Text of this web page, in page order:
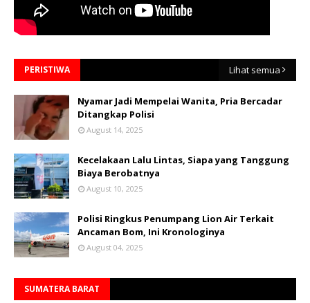
PERISTIWA Lihat semua
Nyamar Jadi Mempelai Wanita, Pria Bercadar
Ditangkap Polisi
August 14, 2025
Kecelakaan Lalu Lintas, Siapa yang Tanggung
Biaya Berobatnya
August 10, 2025
Polisi Ringkus Penumpang Lion Air Terkait
Ancaman Bom, Ini Kronologinya
August 04, 2025
SUMATERA BARAT